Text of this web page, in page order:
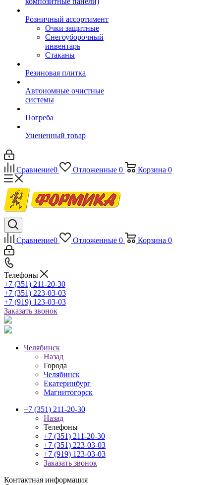
Розничный ассортимент
Очки защитные
Снегоуборочный
инвентарь
Стаканы
Резиновая плитка
Автономные очистные
системы
Погреба
Уцененный товар
Сравнение0 Отложенные 0 Корзина 0
Сравнение0 Отложенные 0 Корзина 0
Телефоны
+7 (351) 211-20-30
+7 (351) 223-03-03
+7 (919) 123-03-03
Заказать звонок
Челябинск
Назад
Города
Челябинск
Екатеринбург
Магнитогорск
+7 (351) 211-20-30
Назад
Телефоны
+7 (351) 211-20-30
+7 (351) 223-03-03
+7 (919) 123-03-03
Заказать звонок
Контактная информация